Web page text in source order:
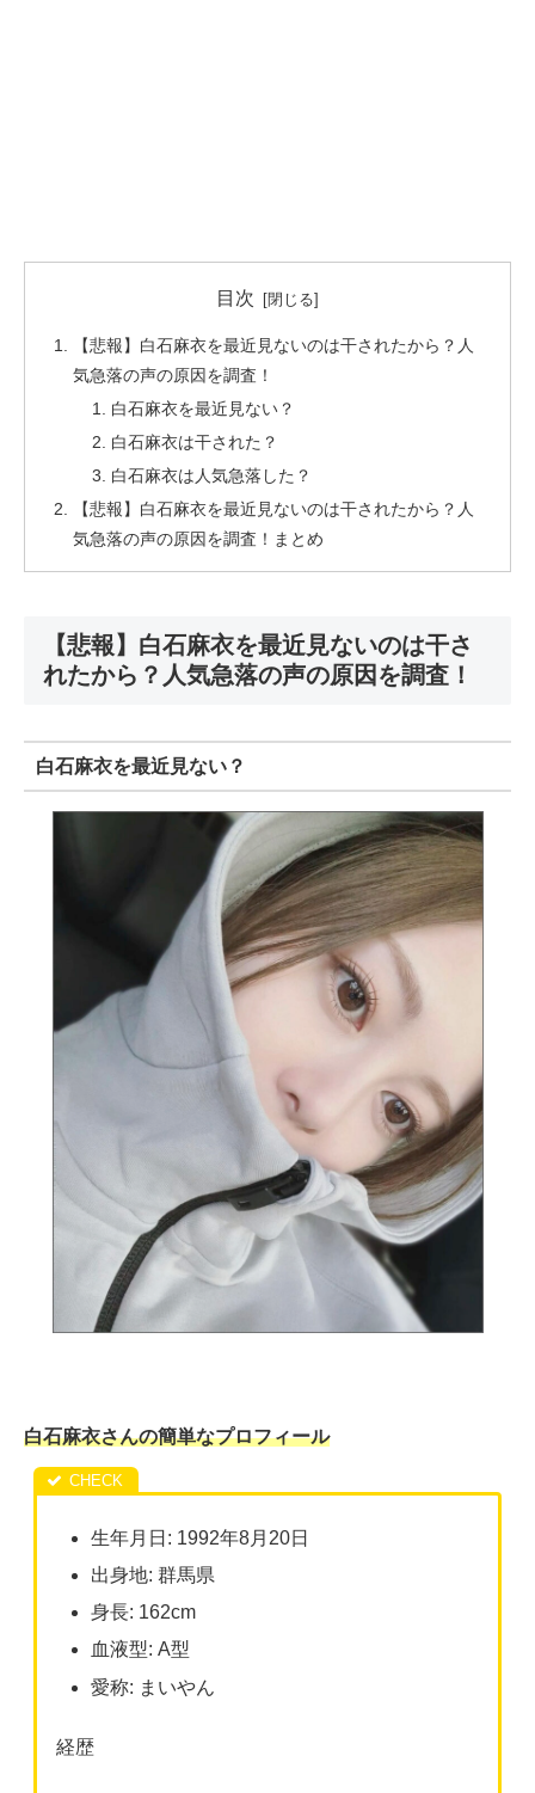
目次
【悲報】白石麻衣を最近見ないのは干されたから？人
気急落の声の原因を調査！
白石麻衣を最近見ない？
白石麻衣は干された？
白石麻衣は人気急落した？
【悲報】白石麻衣を最近見ないのは干されたから？人
気急落の声の原因を調査！まとめ
【悲報】白石麻衣を最近見ないのは干さ
れたから？人気急落の声の原因を調査！
白石麻衣を最近見ない？
白石麻衣さんの簡単なプロフィール
生年月日: 1992年8月20日
出身地: 群馬県
身長: 162cm
血液型: A型
愛称: まいやん
経歴